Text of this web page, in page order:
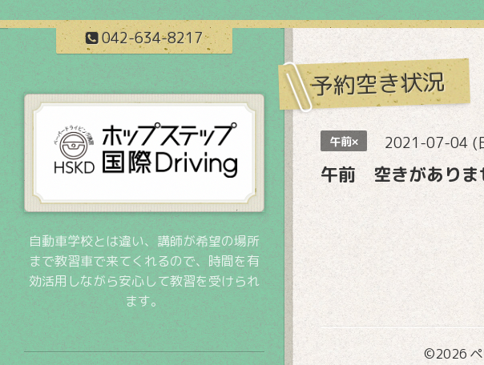
042-634-8217
予約空き状況
午前× 2021-07-04 (
午前 空きがありま
©2026
自動車学校とは違い、講師が希望の場所
まで教習車で来てくれるので、時間を有
効活用しながら安心して教習を受けられ
ます。